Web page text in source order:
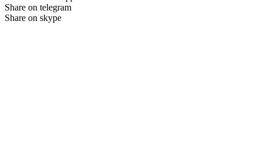
Share on telegram
Share on skype